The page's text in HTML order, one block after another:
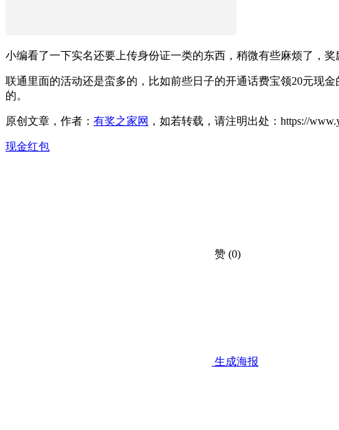
小编看了一下实名还要上传身份证一类的东西，稍微有些麻烦了，
联通里面的活动还是蛮多的，比如前些日子的开通话费宝领20元现
的。
原创文章，作者： 有奖之家网 ，如若转载，请注明出处：https://
现金红包
赞 (0)
生成海报